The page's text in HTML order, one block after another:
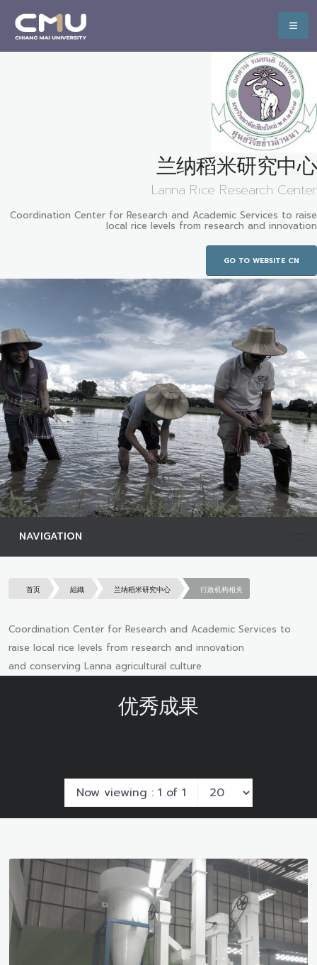
兰纳稻米研究中心
Lanna Rice Research Center
Coordination Center for Research and Academic Services to raise
local rice levels from research and innovation
GO TO WEBSITE CN
NAVIGATION
首页 組織 兰纳稻米研究中心 行政机构相关
Coordination Center for Research and Academic Services to
raise local rice levels from research and innovation
and conserving Lanna agricultural culture
优秀成果
Now viewing : 1 of 1